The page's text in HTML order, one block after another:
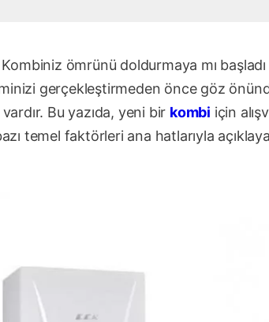
ömrünü doldurmaya mı
gerçekleştirmeden önce göz
Bu yazıda, yeni bir kombi için
temel faktörleri ana hatlarıyla